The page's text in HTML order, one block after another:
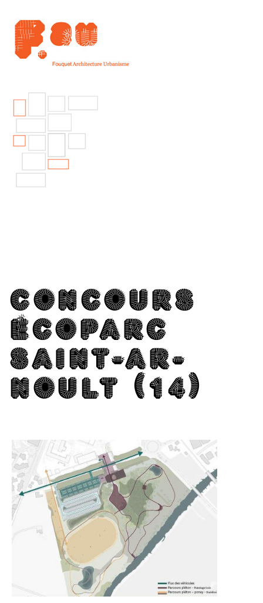
CON­COURS
ÉCO­PARC
SAINT-AR­
NOULT (14)